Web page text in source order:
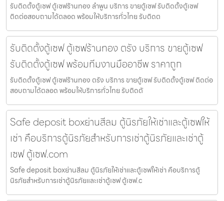
รับติดตั้งตู้เซฟ ตู้เซฟร้านทอง ลำพูน บริการ ขายตู้เซฟ รับติดตั้งตู้เซฟ
ติดต่อสอบถามได้ตลอด พร้อมให้บริการทั่วไทย รับติดต
รับติดตั้งตู้เซฟ ตู้เซฟร้านทอง ตรัง บริการ ขายตู้เซฟ
รับติดตั้งตู้เซฟ พร้อมทีมงานมืออาชีพ ราคาถูก
รับติดตั้งตู้เซฟ ตู้เซฟร้านทอง ตรัง บริการ ขายตู้เซฟ รับติดตั้งตู้เซฟ ติดต่อ
สอบถามได้ตลอด พร้อมให้บริการทั่วไทย รับติดตั
Safe deposit boxย่านสีลม ตู้นิรภัยให้เช่าและตู้เซฟให้
เช่า คือบริการตู้นิรภัยสำหรับการเช่าตู้นิรภัยและเช่าตู้
เซฟ ตู้เซฟ.com
Safe deposit boxย่านสีลม ตู้นิรภัยให้เช่าและตู้เซฟให้เช่า คือบริการตู้
นิรภัยสำหรับการเช่าตู้นิรภัยและเช่าตู้เซฟ ตู้เซฟ.c